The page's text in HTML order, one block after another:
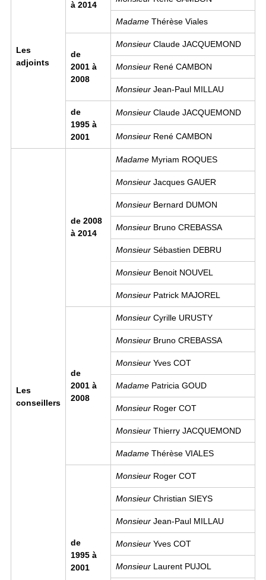
Les
adjoints
à 2014
Madame Thérèse Viales
de
2001 à
2008
Monsieur Claude JACQUEMOND
Monsieur René CAMBON
Monsieur Jean-Paul MILLAU
de
1995 à
2001
Monsieur Claude JACQUEMOND
Monsieur René CAMBON
Les
conseillers
de 2008
à 2014
Madame Myriam ROQUES
Monsieur Jacques GAUER
Monsieur Bernard DUMON
Monsieur Bruno CREBASSA
Monsieur Sébastien DEBRU
Monsieur Benoit NOUVEL
Monsieur Patrick MAJOREL
de
2001 à
2008
Monsieur Cyrille URUSTY
Monsieur Bruno CREBASSA
Monsieur Yves COT
Madame Patricia GOUD
Monsieur Roger COT
Monsieur Thierry JACQUEMOND
Madame Thérèse VIALES
de
1995 à
2001
Monsieur Roger COT
Monsieur Christian SIEYS
Monsieur Jean-Paul MILLAU
Monsieur Yves COT
Monsieur Laurent PUJOL